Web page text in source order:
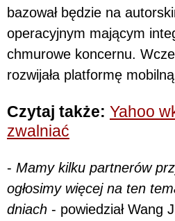
bazował będzie na
operacyjnym mającym
chmurowe koncernu.
rozwijała platformę
Czytaj także: Yahoo
zwalniać
- Mamy kilku partnerów
ogłosimy więcej na ten
dniach - powiedział Wang